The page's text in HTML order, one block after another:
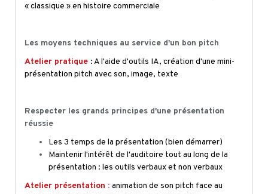
« classique » en histoire commerciale
Les moyens techniques au service d'un bon pitch
Atelier pratique : A l'aide d'outils IA, création d'une mini-
présentation pitch avec son, image, texte
Respecter les grands principes d'une présentation
réussie
Les 3 temps de la présentation (bien démarrer)
Maintenir l'intérêt de l'auditoire tout au long de la
présentation : les outils verbaux et non verbaux
Atelier présentation : animation de son pitch face au